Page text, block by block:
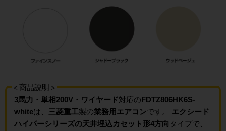
＜商品説明＞
3馬力・単相200V・ワイヤード対応のFDTZ806HK6S-
whiteは、 三菱重工製の業務用エアコンです。 エクシード
ハイパーシリーズの天井埋込カセット形4方向 タイプで、